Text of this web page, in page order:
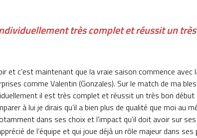
très complet et réussit un
et c’est maintenant que la vraie saison commence
comme Valentin (Gonzales). Sur le match de ma
il est très complet et réussit un très bon début
à lui je dirais qu’il a bien plus de qualité que moi au
dans ses choix et l’impact qu’il doit avoir sur
de l’équipe et qui joue déjà un rôle majeur dans ses